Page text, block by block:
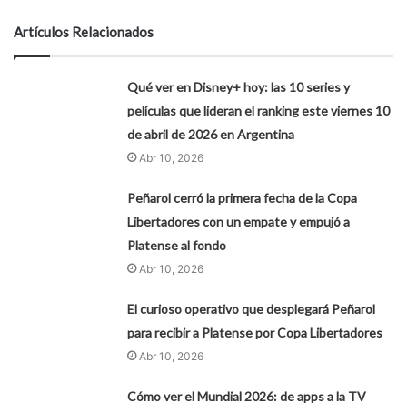
Artículos Relacionados
Qué ver en Disney+ hoy: las 10 series y
películas que lideran el ranking este viernes 10
de abril de 2026 en Argentina
Abr 10, 2026
Peñarol cerró la primera fecha de la Copa
Libertadores con un empate y empujó a
Platense al fondo
Abr 10, 2026
El curioso operativo que desplegará Peñarol
para recibir a Platense por Copa Libertadores
Abr 10, 2026
Cómo ver el Mundial 2026: de apps a la TV